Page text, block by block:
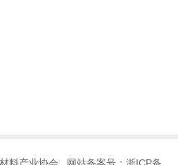
料产业协会 网站备案号： 浙ICP备